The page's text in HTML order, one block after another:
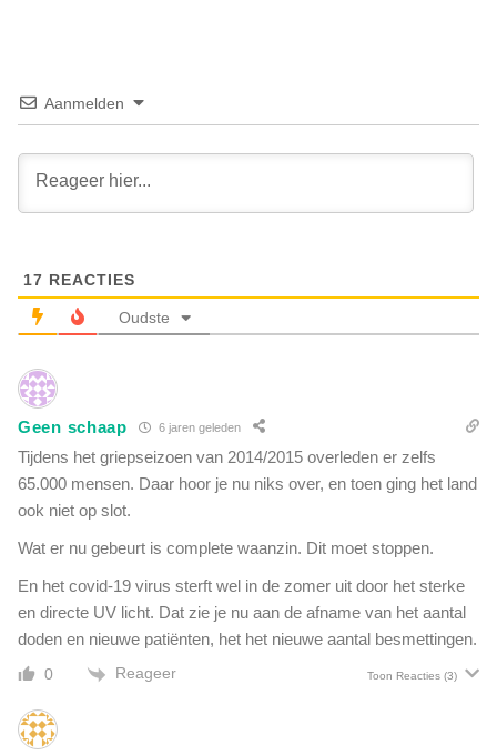
o
l
k
u
i
n
e
k
n
h
d
d
e
n
a
p
n
e
s
u
c
s
e
h
a
d
l
Aanmelden
17 REACTIES
Oudste
Geen schaap 6 jaren geleden
Tijdens het griepseizoen van 2014/2015 overleden er zelfs
65.000 mensen. Daar hoor je nu niks over, en toen ging het land
ook niet op slot.
Wat er nu gebeurt is complete waanzin. Dit moet stoppen.
En het covid-19 virus sterft wel in de zomer uit door het sterke
en directe UV licht. Dat zie je nu aan de afname van het aantal
doden en nieuwe patiënten, het het nieuwe aantal besmettingen.
0 Reageer Toon Reacties (3)